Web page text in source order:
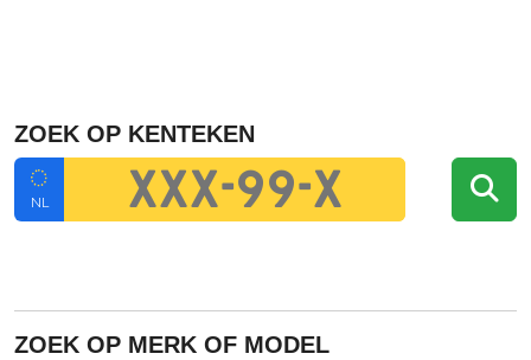
ZOEK OP KENTEKEN
NL
ZOEK OP MERK OF MODEL